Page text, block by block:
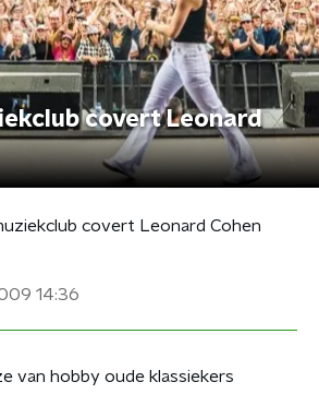
covert Leonard
covert Leonard Cohen
14:36
van hobby oude klassiekers